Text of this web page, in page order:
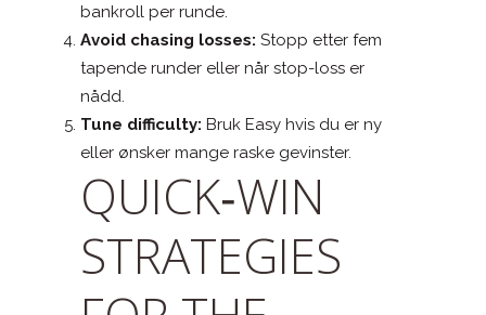
bankroll per runde.
Avoid chasing losses: Stopp etter fem
tapende runder eller når stop-loss er
nådd.
Tune difficulty: Bruk Easy hvis du er ny
eller ønsker mange raske gevinster.
QUICK‑WIN
STRATEGIES